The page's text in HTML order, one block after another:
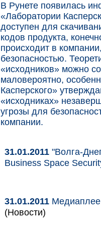
В Рунете появилась
«Лаборатории
доступен для
кодов продукта,
происходит в
безопасностью.
«исходников» можно
маловероятно,
Касперского»
«исходниках»
угрозы для
компании.
31.01.2011 "Волга-
Business Space
31.01.2011
(Новости)